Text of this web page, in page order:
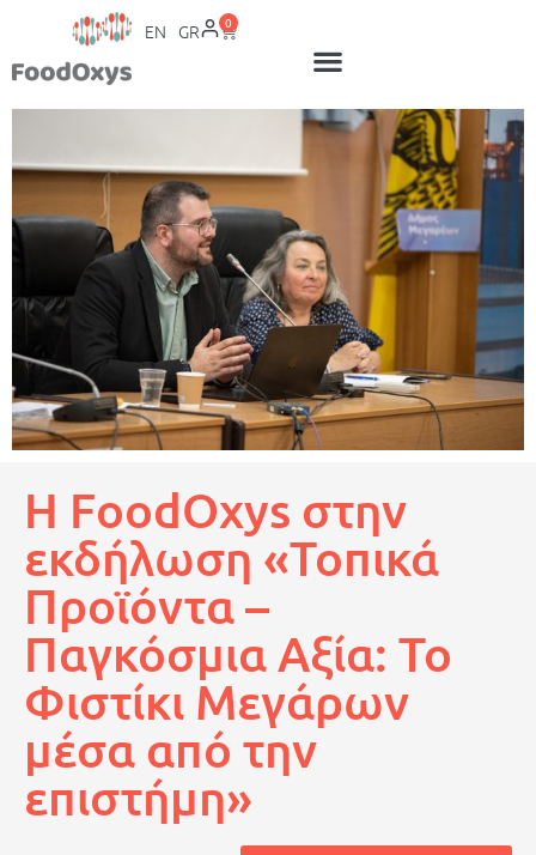
EN GR 0
Η FoodOxys στην
εκδήλωση «Τοπικά
Προϊόντα –
Παγκόσμια Αξία: Το
Φιστίκι Μεγάρων
μέσα από την
επιστήμη»